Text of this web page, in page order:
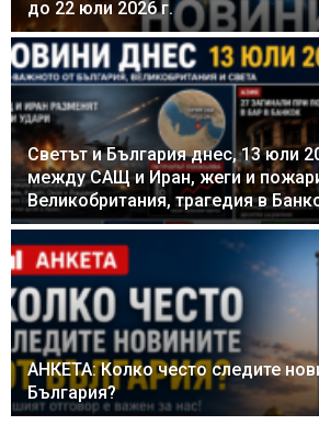
до 22 юли 2026 г.
Светът и България днес, 13 юли
между САЩ и Иран, жеги и
Великобритания, трагедия в
АНКЕТА: Колко често следите
България?